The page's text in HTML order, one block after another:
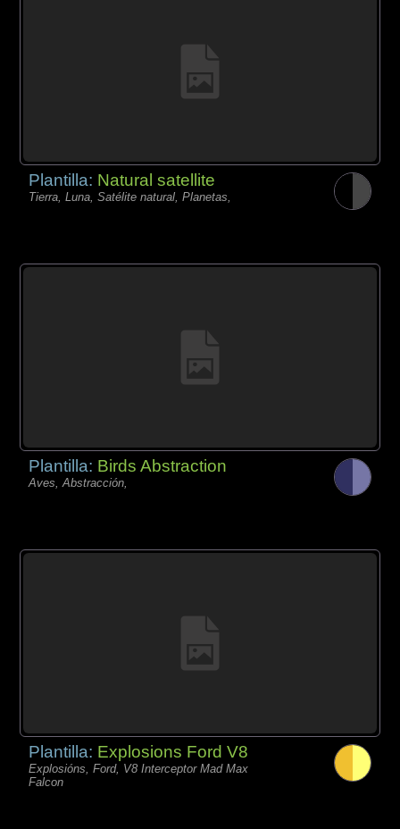
Plantilla: Natural satellite
Tierra, Luna, Satélite natural, Planetas,
Plantilla: Birds Abstraction
Aves, Abstracción,
Plantilla: Explosions Ford V8
Explosións, Ford, V8 Interceptor Mad Max
Falcon